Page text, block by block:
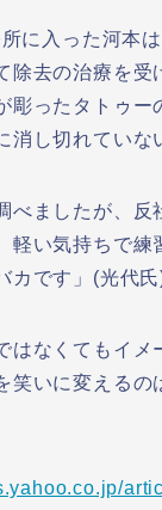
に入った河本
除去の治療を受
彫ったタトゥー
消し切れていな
べましたが、
軽い気持ちで練
カです」(光代氏
はなくてもイメ
笑いに変えるの